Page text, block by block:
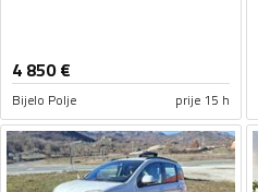
4 850€
Bijelo Polje prije 15 h